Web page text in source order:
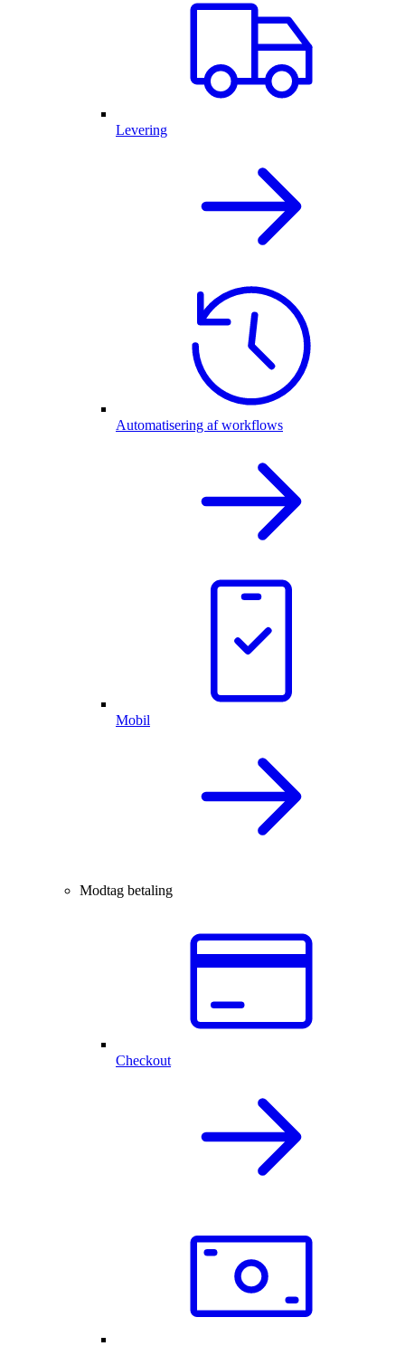
Levering
Automatisering af workflows
Mobil
Modtag betaling
Checkout